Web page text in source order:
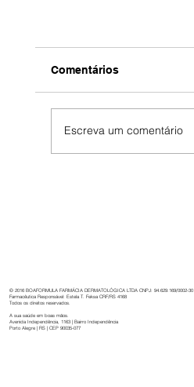
Comentários
Escreva um comentário
© 2016 BOAFORMULA FARMÁCIA DERMATOLÓGICA LTDA CNPJ: 94.629.169/0002-30
Farmacêutica Responsável: Estela T. Feksa CRF/RS 4168
Todos os direitos reservados.
A sua saúde em boas mãos.
Avenida Independência, 1163 | Bairro Independência
Porto Alegre | RS | CEP 90035-077